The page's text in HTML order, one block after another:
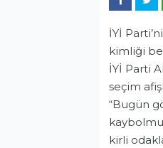
İYİ
kimliği
İYİ Parti
seçim
“Bugün
kirli